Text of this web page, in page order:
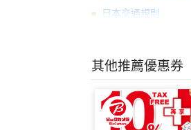
日本交通規則
Nippon Rent-A-
車型與價格
保險內容
其他推薦優惠券